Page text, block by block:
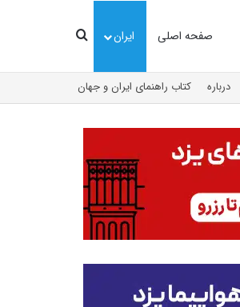
صفحه اصلی ایران
درباره کتاب راهنمای ایران و جهان